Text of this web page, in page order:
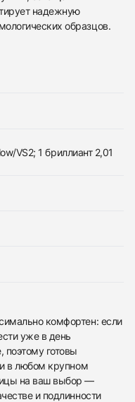
надежную
образцов.
VS2; 1 бриллиант 2,01
комфортен: если
уже в день
готовы
в любом крупном
на ваш выбор —
и подлинности
и мы свяжемся
часов…